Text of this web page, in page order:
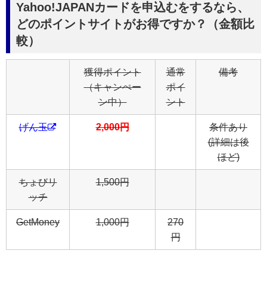
Yahoo!JAPANカードを申込むをするなら、
どのポイントサイトがお得ですか？（金額比
較）
獲得ポイント
（キャンぺー
ン中）
通常
ポイ
ント
備考
げん玉 2,000円
条件あり
(詳細は後
ほど)
ちょびリ
ッチ
1,500円
GetMoney 1,000円
270
円